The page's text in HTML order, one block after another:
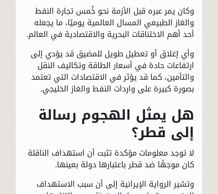
وكان يمر عبره قبل الأزمة نحو خُمس تجارة النفط
والغاز الطبيعي المسال العالمية يوميًا، ما يجعله
أحد أهم الاختناقات البحرية والاقتصادية في العالم.
وأي إغلاق أو تعطيل طويل للمضيق قد يؤدي إلى
ارتفاعات حادة في أسعار الطاقة وتكاليف النقل
والتأمين، كما قد يؤثر في الاقتصادات التي تعتمد
بصورة كبيرة على واردات النفط والغاز الخليجي.
هل يمثل الهجوم رسالة
إلى قطر؟
لا توجد معلومات مؤكدة تثبت أن استهداف الناقلة
كان موجهًا ضد قطر باعتبارها دولة بعينها.
وتشير الرواية الإيرانية إلى أن سبب الاستهداف